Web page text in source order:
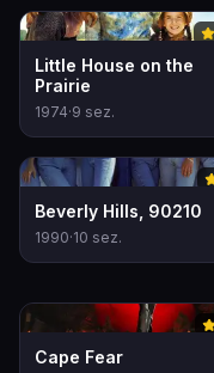
0
Little House on the
Prairie
1974·9 sez.
0
Beverly Hills, 90210
1990·10 sez.
0
Cape Fear